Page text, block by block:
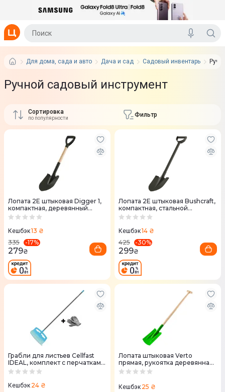
Для дома, сада и авто Дача и сад Садовый инвентарь
Ручной садовый инструмент
Сортировка
по популярности Фильтр
Лопата 2E штыковая Digger 1,
компактная, деревянный
держатель, 1.5мм, 78см, 0.93кг
Кешбэк13 ₴
335
-17%
279₴
Лопата 2E штыковая Bushcraft,
компактная, стальной
держатель, 1.5мм, 78см, 0.93кг
Кешбэк14 ₴
425
-30%
299₴
Грабли для листьев Cellfast
IDEAL, комплект с перчатками
BASIC, ширина 52.5 см, 178 см,
Кешбэк 24 ₴
Лопата штыковая Verto
прямая, рукоятка деревянная
Т-образная, 117см, 1.2кг
Кешбэк 25 ₴